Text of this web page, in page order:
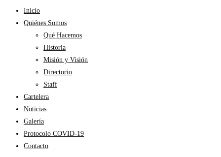
Inicio
Quiénes Somos
Qué Hacemos
Historia
Misión y Visión
Directorio
Staff
Cartelera
Noticias
Galería
Protocolo COVID-19
Contacto